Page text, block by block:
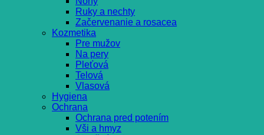
Ruky a nechty
Začervenanie a rosacea
Kozmetika
Pre mužov
Na pery
Pleťová
Telová
Vlasová
Hygiena
Ochrana
Ochrana pred potením
Vši a hmyz